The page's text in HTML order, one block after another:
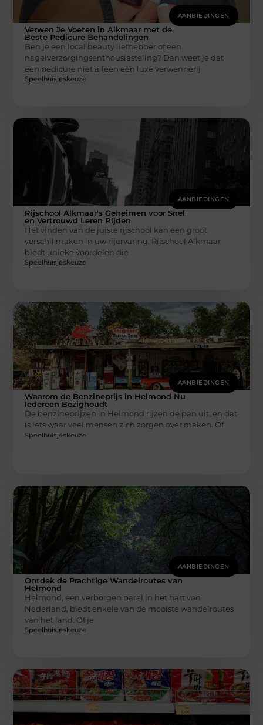
AANBIEDINGEN
Verwen Je Voeten in Alkmaar met de
Beste Pedicure Behandelingen
Ben je een local beauty liefhebber of een
nagelverzorgingsenthousiasteling? Dan weet je dat
een pedicure niet alleen een luxe verwennerij
Speelhuisjeskeuze
AANBIEDINGEN
Rijschool Alkmaar's Geheimen voor Snel
en Vertrouwd Leren Rijden
Het vinden van de juiste rijschool kan een groot
verschil maken in uw rijervaring. Rijschool Alkmaar
biedt unieke voordelen die
Speelhuisjeskeuze
AANBIEDINGEN
Waarom de Benzineprijs in Helmond Nu
Iedereen Bezighoudt
De benzineprijzen in Helmond rijzen de pan uit, en dat
is iets waar veel mensen zich zorgen over maken. Of
Speelhuisjeskeuze
AANBIEDINGEN
Ontdek de Prachtige Wandelroutes van
Helmond
Helmond, een verborgen parel in het hart van
Nederland, biedt enkele van de mooiste wandelroutes
van het land. Of je
Speelhuisjeskeuze